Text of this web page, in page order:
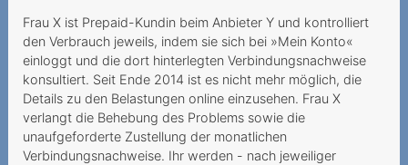
Frau X ist Prepaid-Kundin beim Anbieter Y und kontrolliert
den Verbrauch jeweils, indem sie sich bei »Mein Konto«
einloggt und die dort hinterlegten Verbindungsnachweise
konsultiert. Seit Ende 2014 ist es nicht mehr möglich, die
Details zu den Belastungen online einzusehen. Frau X
verlangt die Behebung des Problems sowie die
unaufgeforderte Zustellung der monatlichen
Verbindungsnachweise. Ihr werden - nach jeweiliger
Auszahlung von
Restguthaben einer
Prepaidkarte
An Mindestvertragsdauer
gebundenes Geschenk